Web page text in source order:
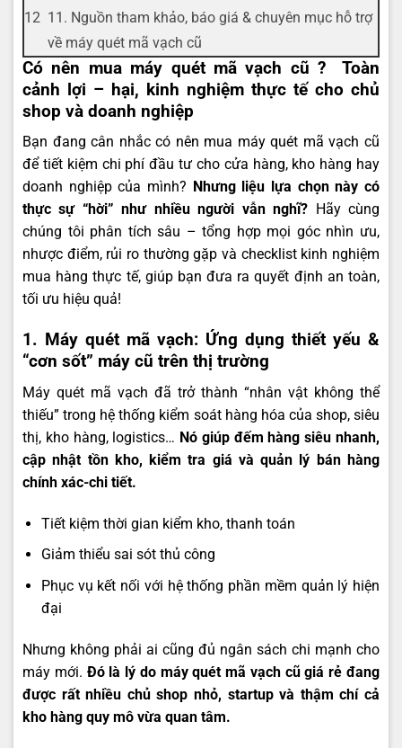
11. Nguồn tham khảo, báo giá & chuyên mục hỗ trợ
về máy quét mã vạch cũ
Có nên mua máy quét mã vạch cũ ? Toàn
cảnh lợi – hại, kinh nghiệm thực tế cho chủ
shop và doanh nghiệp
Bạn đang cân nhắc có nên mua máy quét mã vạch cũ
để tiết kiệm chi phí đầu tư cho cửa hàng, kho hàng hay
doanh nghiệp của mình? Nhưng liệu lựa chọn này có
thực sự “hời” như nhiều người vẫn nghĩ? Hãy cùng
chúng tôi phân tích sâu – tổng hợp mọi góc nhìn ưu,
nhược điểm, rủi ro thường gặp và checklist kinh nghiệm
mua hàng thực tế, giúp bạn đưa ra quyết định an toàn,
tối ưu hiệu quả!
1. Máy quét mã vạch: Ứng dụng thiết yếu &
“cơn sốt” máy cũ trên thị trường
Máy quét mã vạch đã trở thành “nhân vật không thể
thiếu” trong hệ thống kiểm soát hàng hóa của shop, siêu
thị, kho hàng, logistics… Nó giúp đếm hàng siêu nhanh,
cập nhật tồn kho, kiểm tra giá và quản lý bán hàng
chính xác-chi tiết.
Tiết kiệm thời gian kiểm kho, thanh toán
Giảm thiểu sai sót thủ công
Phục vụ kết nối với hệ thống phần mềm quản lý hiện
đại
Nhưng không phải ai cũng đủ ngân sách chi mạnh cho
máy mới. Đó là lý do máy quét mã vạch cũ giá rẻ đang
được rất nhiều chủ shop nhỏ, startup và thậm chí cả
kho hàng quy mô vừa quan tâm.